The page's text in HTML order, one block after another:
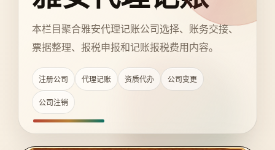
本栏目聚合雅安代理记账公司选择、账务交接、
票据整理、报税申报和记账报税费用内容。
注册公司 代理记账 资质代办 公司变更
公司注销